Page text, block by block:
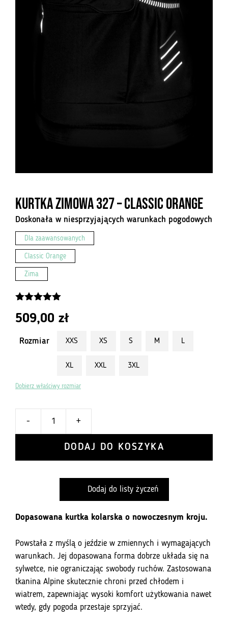
Kurtka Zimowa 327 – Classic Orange
Doskonała w niesprzyjających warunkach pogodowych
Dla zaawansowanych
Classic Orange
Zima
509,00 zł
Rozmiar XXS XS S M L
XL XXL 3XL
Dobierz właściwy rozmiar
-
Zimowa
-
Classic
Orange
+
DODAJ DO KOSZYKA
Dodaj do listy życzeń
Dopasowana kurtka kolarska o nowoczesnym kroju.
Powstała z myślą o jeździe w zmiennych i wymagających
warunkach. Jej dopasowana forma dobrze układa się na
sylwetce, nie ograniczając swobody ruchów. Zastosowana
tkanina Alpine skutecznie chroni przed chłodem i
wiatrem, zapewniając wysoki komfort użytkowania nawet
wtedy, gdy pogoda przestaje sprzyjać.